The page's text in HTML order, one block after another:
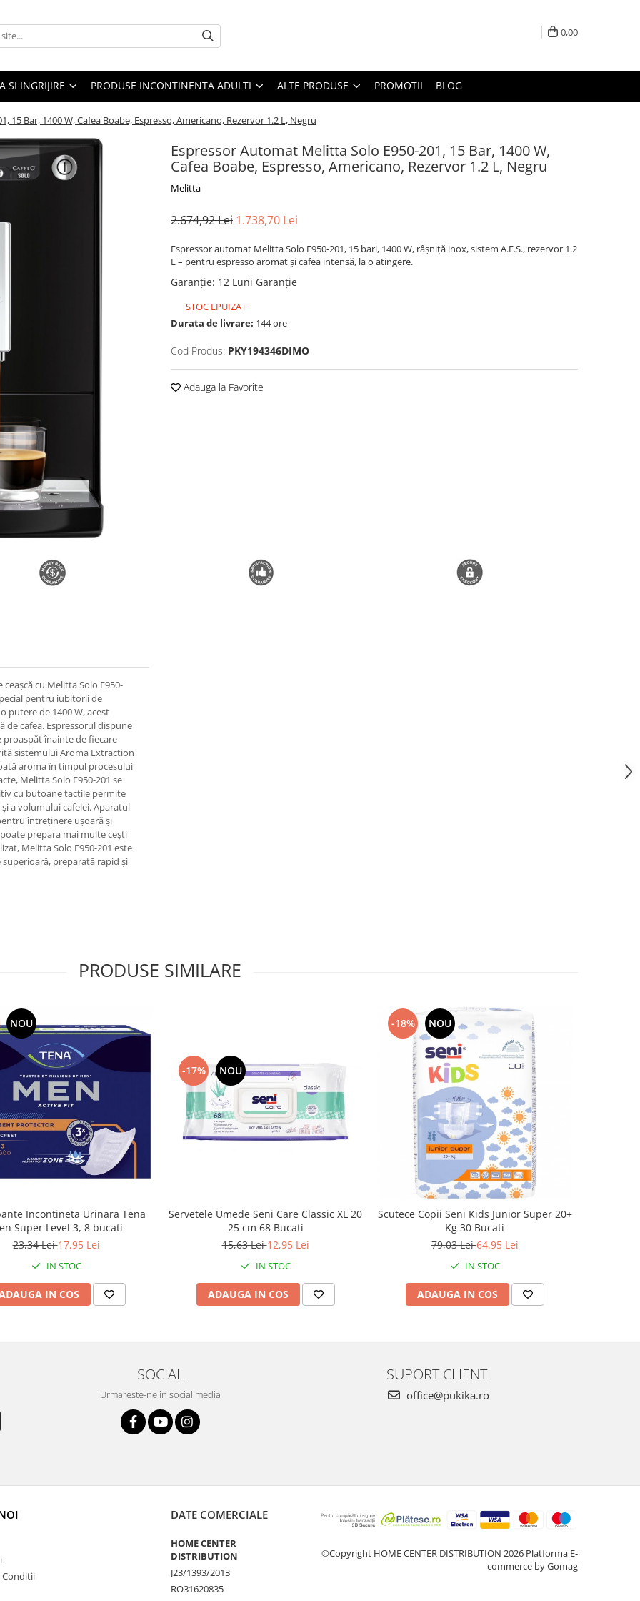
0,00
SI INGRIJIRE PRODUSE INCONTINENTA ADULTI ALTE PRODUSE PROMOTII BLOG
15 Bar, 1400 W, Cafea Boabe, Espresso, Americano, Rezervor 1.2 L, Negru
Espressor Automat Melitta Solo E950-201, 15 Bar, 1400 W,
Cafea Boabe, Espresso, Americano, Rezervor 1.2 L, Negru
Melitta
2.674,92 Lei 1.738,70 Lei
Espressor automat Melitta Solo E950-201, 15 bari, 1400 W, râșniță inox, sistem A.E.S., rezervor 1.2
L – pentru espresso aromat și cafea intensă, la o atingere.
Garanție: 12 Luni Garanție
STOC EPUIZAT
Durata de livrare: 144 ore
Cod Produs: PKY194346DIMO
Adauga la Favorite
cu Melitta Solo E950-
pentru iubitorii de
putere de 1400 W, acest
de cafea. Espressorul dispune
proaspăt înainte de fiecare
sistemului Aroma Extraction
aroma în timpul procesului
Melitta Solo E950-201 se
cu butoane tactile permite
a volumului cafelei. Aparatul
întreținere ușoară și
prepara mai multe cești
Melitta Solo E950-201 este
superioară, preparată rapid și
PRODUSE SIMILARE
NOU
Incontineta Urinara Tena
Super Level 3, 8 bucati
23,34 Lei17,95 Lei
IN STOC
IN COS
-17% NOU
Servetele Umede Seni Care Classic XL 20
25 cm 68 Bucati
15,63 Lei12,95 Lei
IN STOC
ADAUGA IN COS
-18% NOU
Scutece Copii Seni Kids Junior Super 20+
Kg 30 Bucati
79,03 Lei64,95 Lei
IN STOC
ADAUGA IN COS
SOCIAL
Urmareste-ne in social media
SUPORT CLIENTI
office@pukika.ro
Conditii
DATE COMERCIALE
HOME CENTER
DISTRIBUTION
J23/1393/2013
RO31620835
©Copyright HOME CENTER DISTRIBUTION 2026 Platforma E-
commerce by Gomag